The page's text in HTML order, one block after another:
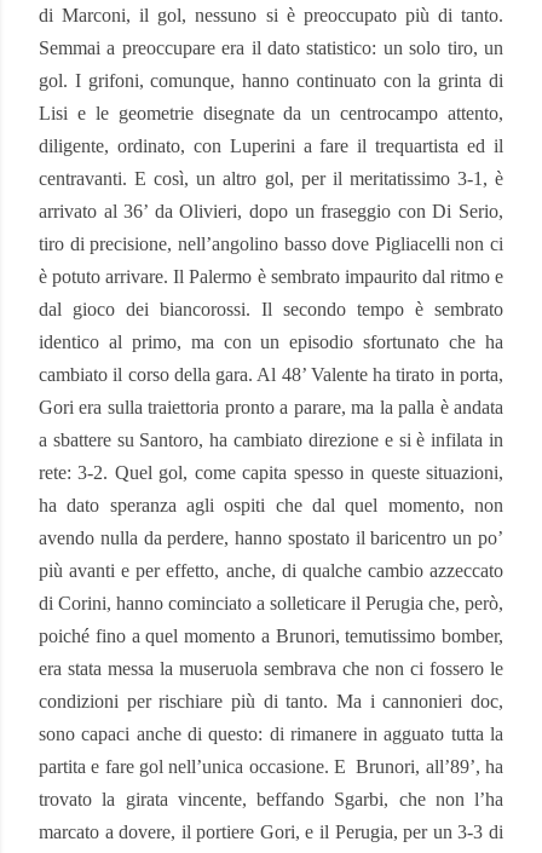
di Marconi, il gol, nessuno si è preoccupato più di tanto.
Semmai a preoccupare era il dato statistico: un solo tiro, un
gol. I grifoni, comunque, hanno continuato con la grinta di
Lisi e le geometrie disegnate da un centrocampo attento,
diligente, ordinato, con Luperini a fare il trequartista ed il
centravanti. E così, un altro gol, per il meritatissimo 3-1, è
arrivato al 36’ da Olivieri, dopo un fraseggio con Di Serio,
tiro di precisione, nell’angolino basso dove Pigliacelli non ci
è potuto arrivare. Il Palermo è sembrato impaurito dal ritmo e
dal gioco dei biancorossi. Il secondo tempo è sembrato
identico al primo, ma con un episodio sfortunato che ha
cambiato il corso della gara. Al 48’ Valente ha tirato in porta,
Gori era sulla traiettoria pronto a parare, ma la palla è andata
a sbattere su Santoro, ha cambiato direzione e si è infilata in
rete: 3-2. Quel gol, come capita spesso in queste situazioni,
ha dato speranza agli ospiti che dal quel momento, non
avendo nulla da perdere, hanno spostato il baricentro un po’
più avanti e per effetto, anche, di qualche cambio azzeccato
di Corini, hanno cominciato a solleticare il Perugia che, però,
poiché fino a quel momento a Brunori, temutissimo bomber,
era stata messa la museruola sembrava che non ci fossero le
condizioni per rischiare più di tanto. Ma i cannonieri doc,
sono capaci anche di questo: di rimanere in agguato tutta la
partita e fare gol nell’unica occasione. E Brunori, all’89’, ha
trovato la girata vincente, beffando Sgarbi, che non l’ha
marcato a dovere, il portiere Gori, e il Perugia, per un 3-3 di